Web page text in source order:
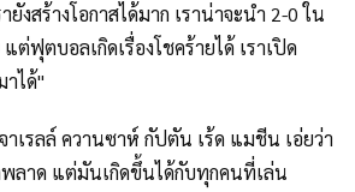
งสร้างโอกาสได้มาก เราน่าจะนำ 2-0 ใน
ต่ฟุตบอลเกิดเรื่องโชคร้ายได้ เราเปิด
าได้"
เรลล์ ควานซาห์ กัปตัน เร้ด แมชีน เอ่ยว่า
พลาด แต่มันเกิดขึ้นได้กับทุกคนที่เล่น